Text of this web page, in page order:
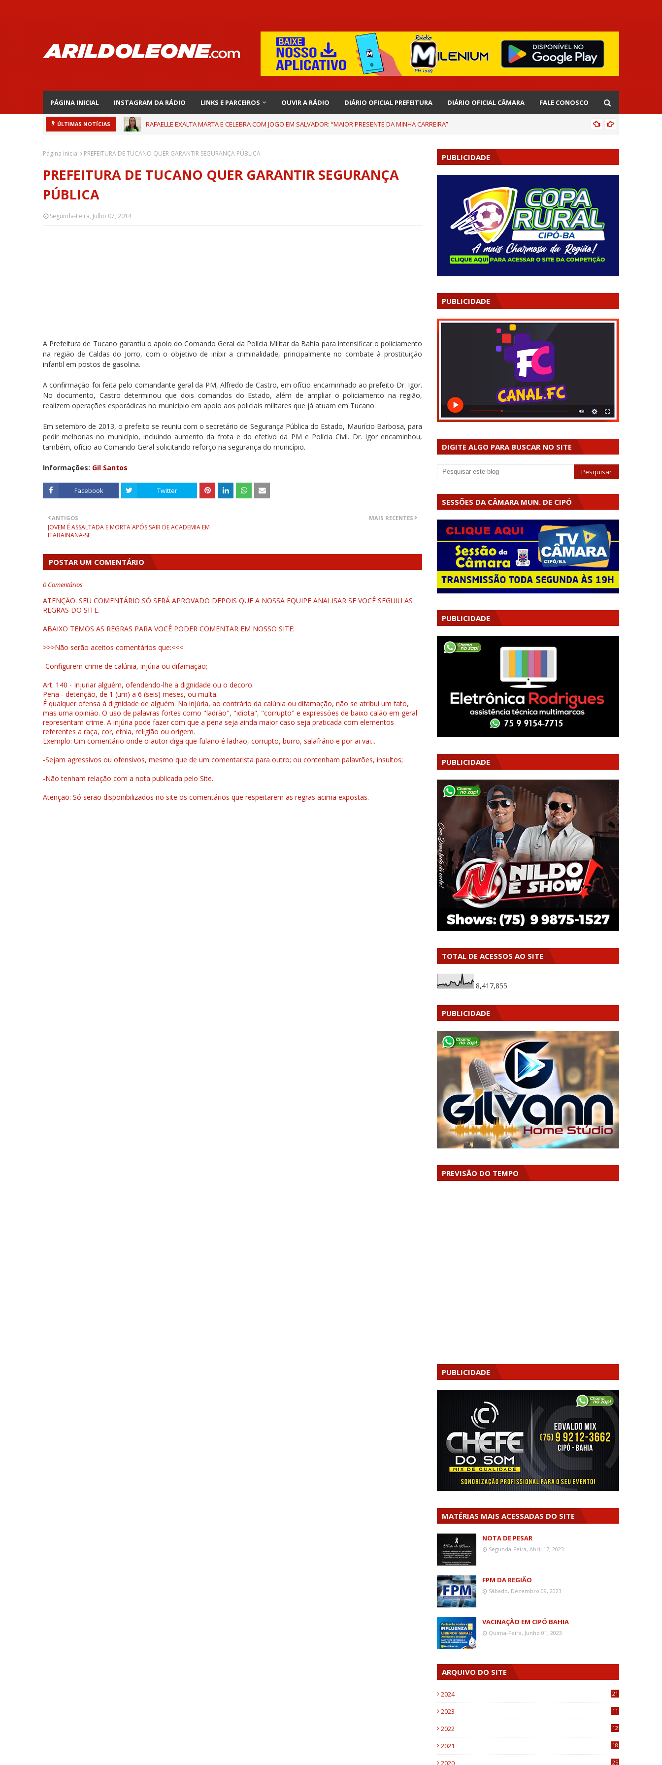
PÁGINA INICIAL INSTAGRAM DA RÁDIO LINKS E PARCEIROS OUVIR A RÁDIO DIÁRIO OFICIAL PREFEITURA DIÁRIO OFICIAL CÂMARA FALE CONOSCO
ÚLTIMAS NOTÍCIAS RAFAELLE EXALTA MARTA E CELEBRA COM JOGO EM SALVADOR: “MAIOR PRESENTE DA MINHA CARREIRA”
Página inicial PREFEITURA DE TUCANO QUER GARANTIR SEGURANÇA PÚBLICA
PREFEITURA DE TUCANO QUER GARANTIR SEGURANÇA
PÚBLICA
Segunda-Feira, Julho 07, 2014
A Prefeitura de Tucano garantiu o apoio do Comando Geral da Polícia Militar da Bahia para intensificar o policiamento
na região de Caldas do Jorro, com o objetivo de inibir a criminalidade, principalmente no combate à prostituição
infantil em postos de gasolina.
A confirmação foi feita pelo comandante geral da PM, Alfredo de Castro, em ofício encaminhado ao prefeito Dr. Igor.
No documento, Castro determinou que dois comandos do Estado, além de ampliar o policiamento na região,
realizem operações esporádicas no município em apoio aos policiais militares que já atuam em Tucano.
Em setembro de 2013, o prefeito se reuniu com o secretário de Segurança Pública do Estado, Maurício Barbosa, para
pedir melhorias no município, incluindo aumento da frota e do efetivo da PM e Polícia Civil. Dr. Igor encaminhou,
também, ofício ao Comando Geral solicitando reforço na segurança do município.
Informações: Gil Santos
Facebook Twitter
MAIS RECENTES
ANTIGOS
JOVEM É ASSALTADA E MORTA APÓS SAIR DE ACADEMIA EM
ITABAINANA-SE
POSTAR UM COMENTÁRIO
0 Comentários
ATENÇÃO: SEU COMENTÁRIO SÓ SERÁ APROVADO DEPOIS QUE A NOSSA EQUIPE ANALISAR SE VOCÊ SEGUIU AS
REGRAS DO SITE.
ABAIXO TEMOS AS REGRAS PARA VOCÊ PODER COMENTAR EM NOSSO SITE:
>>>Não serão aceitos comentários que:<<<
-Configurem crime de calúnia, injúria ou difamação;
Art. 140 - Injuriar alguém, ofendendo-lhe a dignidade ou o decoro.
Pena - detenção, de 1 (um) a 6 (seis) meses, ou multa.
É qualquer ofensa à dignidade de alguém. Na injúria, ao contrário da calúnia ou difamação, não se atribui um fato,
mas uma opinião. O uso de palavras fortes como "ladrão", "idiota", "corrupto" e expressões de baixo calão em geral
representam crime. A injúria pode fazer com que a pena seja ainda maior caso seja praticada com elementos
referentes a raça, cor, etnia, religião ou origem.
Exemplo: Um comentário onde o autor diga que fulano é ladrão, corrupto, burro, salafrário e por ai vai...
-Sejam agressivos ou ofensivos, mesmo que de um comentarista para outro; ou contenham palavrões, insultos;
-Não tenham relação com a nota publicada pelo Site.
Atenção: Só serão disponibilizados no site os comentários que respeitarem as regras acima expostas.
PUBLICIDADE
PUBLICIDADE
DIGITE ALGO PARA BUSCAR NO SITE
SESSÕES DA CÂMARA MUN. DE CIPÓ
PUBLICIDADE
PUBLICIDADE
TOTAL DE ACESSOS AO SITE
8,417,855
PUBLICIDADE
PREVISÃO DO TEMPO
PUBLICIDADE
MATÉRIAS MAIS ACESSADAS DO SITE
NOTA DE PESAR
Segunda-Feira, Abril 17, 2023
FPM DA REGIÃO
Sábado, Dezembro 09, 2023
VACINAÇÃO EM CIPÓ BAHIA
Quinta-Feira, Junho 01, 2023
ARQUIVO DO SITE
2024 21
2023
11
2022
12
2021
18
2020 25